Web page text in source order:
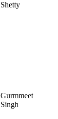
Shetty
Gurmmeet
Singh